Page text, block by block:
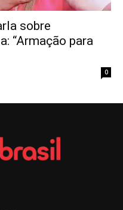
sobre
“Armação para
0